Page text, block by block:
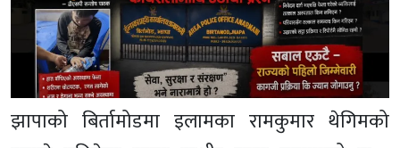
झापाको बिर्तामोडमा इलामका रामकुमार थेगिमको